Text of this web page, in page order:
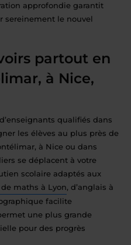
approfondie garantit
sereinement le nouvel
partout en
à Nice,
qualifiés dans
les élèves au plus près de
à Nice ou dans
se déplacent à votre
scolaire adaptés aux
maths à Lyon, d’anglais à
facilite
une plus grande
pour des progrès